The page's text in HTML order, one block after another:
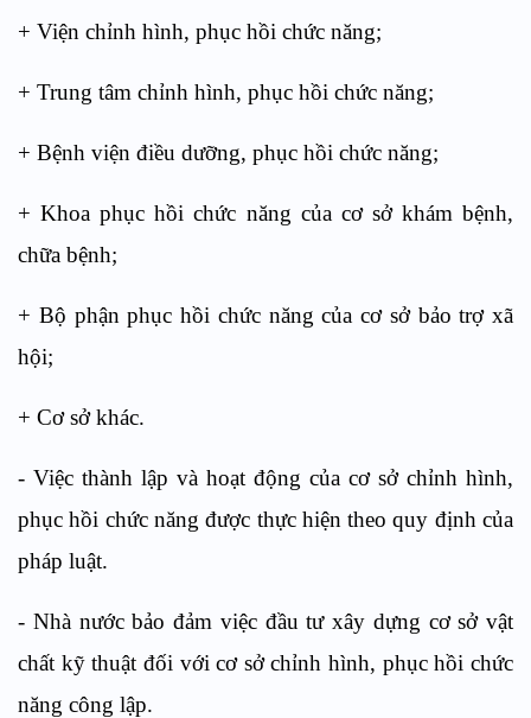
+ Viện chỉnh hình, phục hồi chức năng;
+ Trung tâm chỉnh hình, phục hồi chức năng;
+ Bệnh viện điều dưỡng, phục hồi chức năng;
+ Khoa phục hồi chức năng của cơ sở khám bệnh,
chữa bệnh;
+ Bộ phận phục hồi chức năng của cơ sở bảo trợ xã
hội;
+ Cơ sở khác.
- Việc thành lập và hoạt động của cơ sở chỉnh hình,
phục hồi chức năng được thực hiện theo quy định của
pháp luật.
- Nhà nước bảo đảm việc đầu tư xây dựng cơ sở vật
chất kỹ thuật đối với cơ sở chỉnh hình, phục hồi chức
năng công lập.